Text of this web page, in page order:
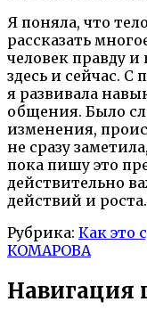
Я поняла, что
рассказать
человек правду
здесь и сейчас.
я развивала
общения. Было
изменения,
не сразу
пока пишу это
действительно
действий и роста.
Рубрика: Как это
КОМАРОВА
Навигация